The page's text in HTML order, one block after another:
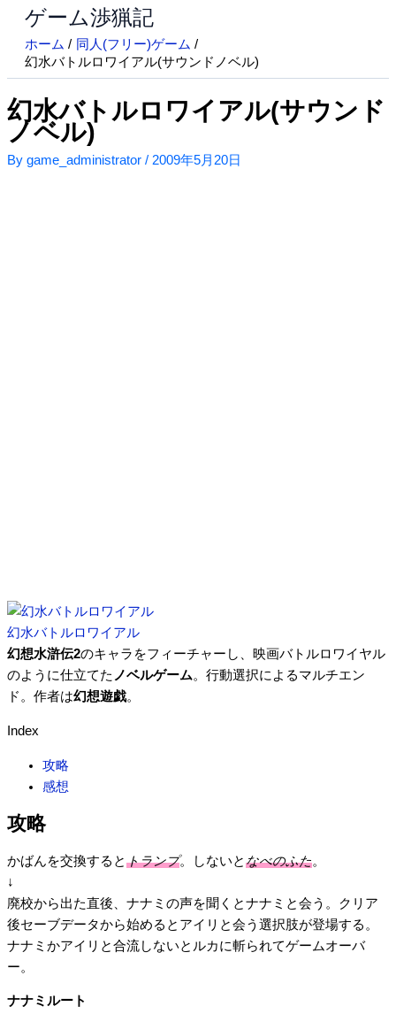
ス
キ
ッ
プ
ゲーム渉猟記
ホーム
同人(フリー)ゲーム
幻水バトルロワイアル(サウンドノベル)
幻水バトルロワイアル(サウンド
ノベル)
By game_administrator / 2009年5月20日
幻水バトルロワイアル
幻想水滸伝2のキャラをフィーチャーし、映画バトルロワイヤル
のように仕立てた ノベルゲーム。行動選択によるマルチエン
ド。作者は幻想遊戯。
Index
攻略
感想
攻略
かばんを交換するとトランプ。しないとなべのふた。
↓
廃校から出た直後、ナナミの声を聞くとナナミと会う。クリア
後セーブデータから始めるとアイリと会う選択肢が登場する。
ナナミかアイリと合流しないとルカに斬られてゲームオーバ
ー。
ナナミルート